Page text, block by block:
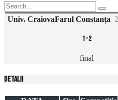
Univ. CraiovaFarul Constanța
1 -2
final
Detalii